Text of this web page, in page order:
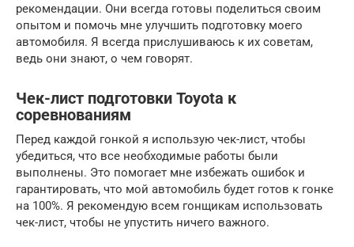
рекомендации. Они всегда готовы поделиться своим
опытом и помочь мне улучшить подготовку моего
автомобиля. Я всегда прислушиваюсь к их советам,
ведь они знают, о чем говорят.
Чек-лист подготовки Toyota к
соревнованиям
Перед каждой гонкой я использую чек-лист, чтобы
убедиться, что все необходимые работы были
выполнены. Это помогает мне избежать ошибок и
гарантировать, что мой автомобиль будет готов к гонке
на 100%. Я рекомендую всем гонщикам использовать
чек-лист, чтобы не упустить ничего важного.